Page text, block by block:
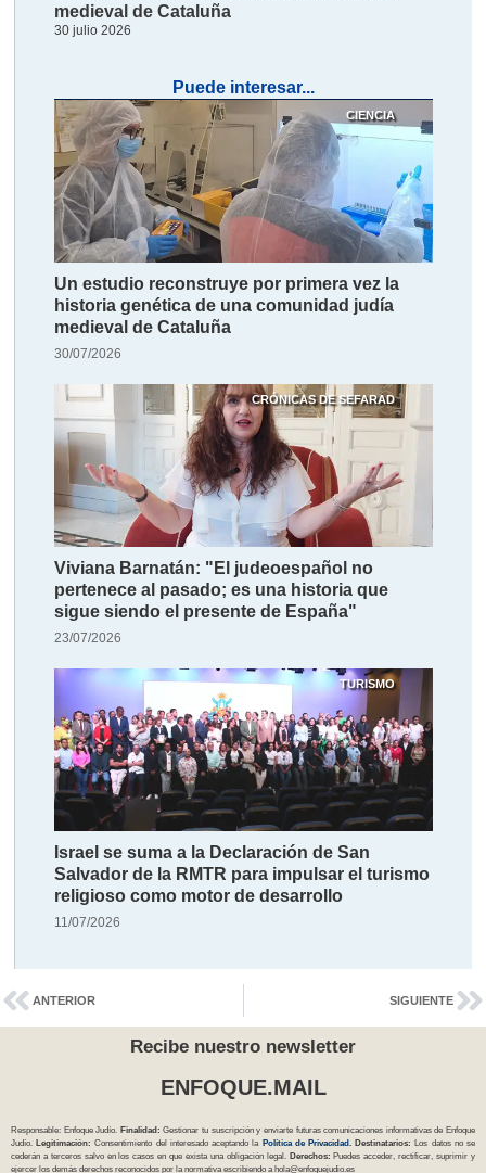
medieval de Cataluña
30 julio 2026
Puede interesar...
CIENCIA
Un estudio reconstruye por primera vez la
historia genética de una comunidad judía
medieval de Cataluña
30/07/2026
CRÓNICAS DE SEFARAD
Viviana Barnatán: "El judeoespañol no
pertenece al pasado; es una historia que
sigue siendo el presente de España"
23/07/2026
TURISMO
Israel se suma a la Declaración de San
Salvador de la RMTR para impulsar el turismo
religioso como motor de desarrollo
11/07/2026
ANTERIOR SIGUIENTE
Recibe nuestro newsletter
ENFOQUE.MAIL
Responsable: Enfoque Judío. Finalidad: Gestionar tu suscripción y enviarte futuras comunicaciones informativas de Enfoque
Judío. Legitimación: Consentimiento del interesado aceptando la Política de Privacidad . Destinatarios: Los datos no se
cederán a terceros salvo en los casos en que exista una obligación legal. Derechos: Puedes acceder, rectificar, suprimir y
ejercer los demás derechos reconocidos por la normativa escribiendo a hola@enfoquejudio.es